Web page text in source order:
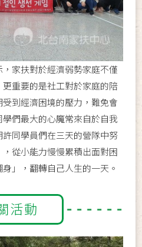
家扶對於經濟弱勢家庭不僅
重要的是社工對於家庭的陪
到經濟困境的壓力，難免會
們最大的心魔常來自於自我
同學員們在三天的營隊中努
從小能力慢慢累積出面對困
」，翻轉自己人生的一天。
活動